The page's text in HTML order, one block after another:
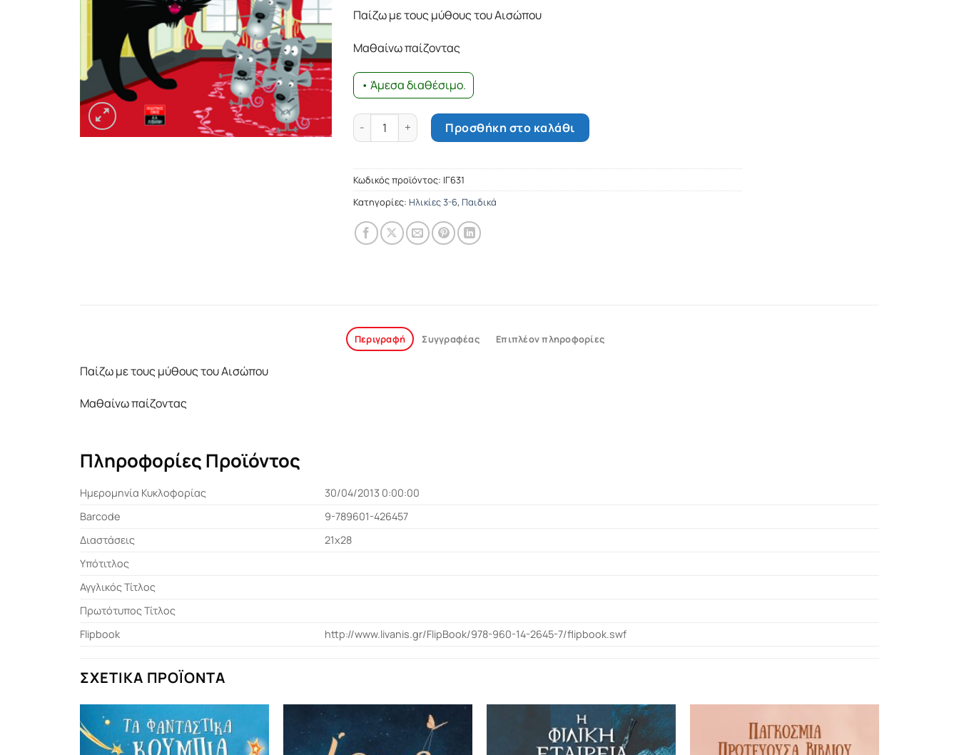
Παίζω με τους μύθους του Αισώπου
Μαθαίνω παίζοντας
• Άμεσα διαθέσιμο.
Ο Ποντικός της Πόλης και τα Ποντίκια του Χωριού ποσότητα
Προσθήκη στο καλάθι
Κωδικός προϊόντος: ΙΓ631
Κατηγορίες: Ηλικίες 3-6, Παιδικά
Περιγραφή Συγγραφέας Επιπλέον πληροφορίες
Παίζω με τους μύθους του Αισώπου
Μαθαίνω παίζοντας
Πληροφορίες Προϊόντος
Ημερομηνία Κυκλοφορίας
30/04/2013 0:00:00
Barcode
9-789601-426457
Διαστάσεις
21x28
Υπότιτλος
Αγγλικός Τίτλος
Πρωτότυπος Τίτλος
Flipbook
http://www.livanis.gr/FlipBook/978-960-14-2645-7/flipbook.swf
ΣΧΕΤΙΚΆ ΠΡΟΪΌΝΤΑ